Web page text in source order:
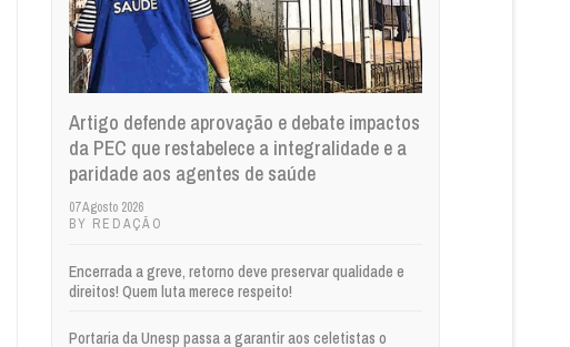
Artigo defende aprovação e debate impactos
da PEC que restabelece a integralidade e a
paridade aos agentes de saúde
07 Agosto 2026
BY REDAÇÃO
Encerrada a greve, retorno deve preservar qualidade e
direitos! Quem luta merece respeito!
Portaria da Unesp passa a garantir aos celetistas o